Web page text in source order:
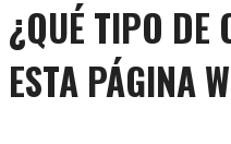
¿QUÉ TIPO DE
ESTA PÁGINA